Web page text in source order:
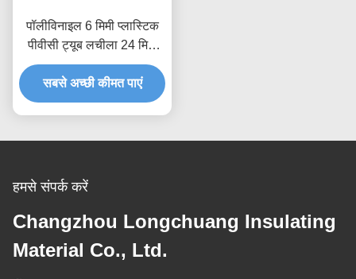
पॉलीविनाइल 6 मिमी प्लास्टिक
पीवीसी ट्यूब लचीला 24 मिमी
पाइप मोल्डिंग काटना
सबसे अच्छी कीमत पाएं
हमसे संपर्क करें
Changzhou Longchuang Insulating
Material Co., Ltd.